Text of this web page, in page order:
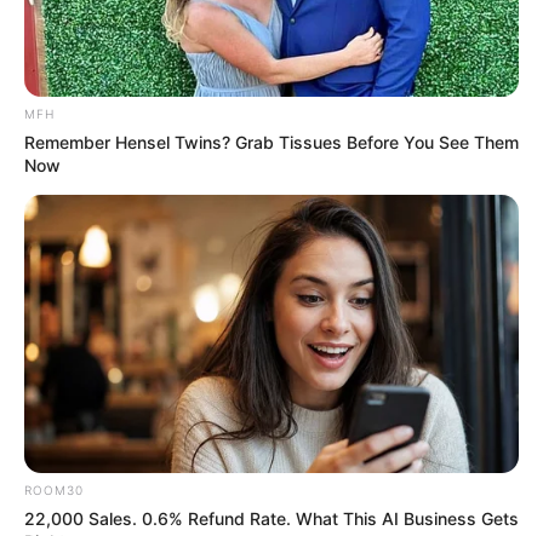
ปีนี้ยุ่งอยู่กับเรื่องเงินทองตลอด เดี๋ยวได้มา เดี๋ยวจ่ายไปให้
เวียนหัว“ไพ่ลงทัณฑ์หนุมาน” และ “ไพ่ 5 เหรียญ”
ต้นปี
จ่ายกันให้พอ กระเป๋ารั่ว อย่าเพิ่งไปคิดเก็บออม หมดไปกับ
ค่าใช้จ่ายจุกจิก ทั้งค่ารักษา ซ่อมแซม กู้เงิน ยืมเงิน อย่าไป
รับปากใครเด็ดขาด ความเดือดร้อนจะมาเยือน
ช่วงกลางปีไปแล้วค่อยโล่งใจ เหมือนมีเทวดามาช่วย มีช่อง
ทางทำกำไรที่ดี มีงานเสริม เข้าหาผู้ใหญ่ได้รับความช่วย
เหลือ การลุ้นเสี่ยง มีลาภ การทำงานเอาแน่นอนไม่ค่อยได้
MFH
Remember Hensel Twins? Grab Tissues Before You See Them
Now
ROOM30
22,000 Sales. 0.6% Refund Rate. What This AI Business Gets